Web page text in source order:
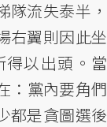
隊流失泰半，
右翼則因此坐
以出頭。當
：黨內要角們
都是貪圖選後